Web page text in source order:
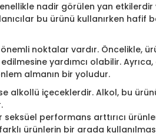
nadir görülen yan
bu ürünü kullanırken hafif
noktalar vardır. Öncelikle,
yardımcı olabilir.
almanın bir yoludur.
alkollü içeceklerdir. Alkol, bu
seksüel performans arttırıcı
ürünlerin bir arada